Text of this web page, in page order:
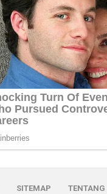
SITEMAP TENTANG